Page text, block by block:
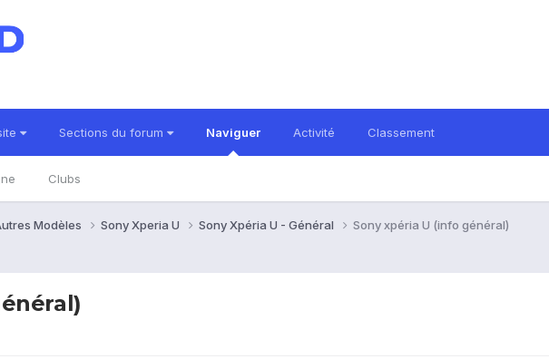
Sections du forum Naviguer
Clubs
Activité Classement
Modèles Sony Xperia U Sony Xpéria U - Général Sony xpéria U (info général)